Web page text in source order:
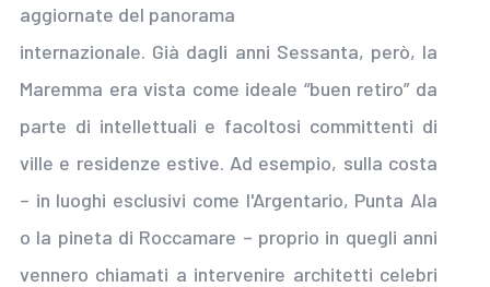
aggiornate del panorama
internazionale. Già dagli anni Sessanta, però, la
Maremma era vista come ideale “buen retiro” da
parte di intellettuali e facoltosi committenti di
ville e residenze estive. Ad esempio, sulla costa
– in luoghi esclusivi come l'Argentario, Punta Ala
o la pineta di Roccamare – proprio in quegli anni
vennero chiamati a intervenire architetti celebri